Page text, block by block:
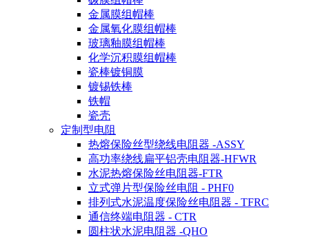
金属膜组帽棒
金属氧化膜组帽棒
玻璃釉膜组帽棒
化学沉积膜组帽棒
瓷棒镀铜膜
镀锡铁棒
铁帽
瓷壳
定制型电阻
热熔保险丝型绕线电阻器 -ASSY
高功率绕线扁平铝壳电阻器-HFWR
水泥热熔保险丝电阻器-FTR
立式弹片型保险丝电阻 - PHF0
排列式水泥温度保险丝电阻器 - TFRC
通信终端电阻器 - CTR
圆柱状水泥电阻器 -QHO